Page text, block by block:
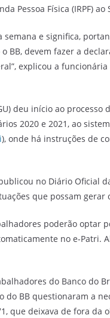
Pessoa Física (IRPF)
semana e significa,
BB, devem fazer a
explicou a
deu início ao
2020 e 2021, ao
), onde há instruções de
no Diário Oficial
que possam
poderão optar
no e-
do Banco do
do BB questionaram a
que deixava de fora da